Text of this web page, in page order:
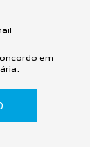
em